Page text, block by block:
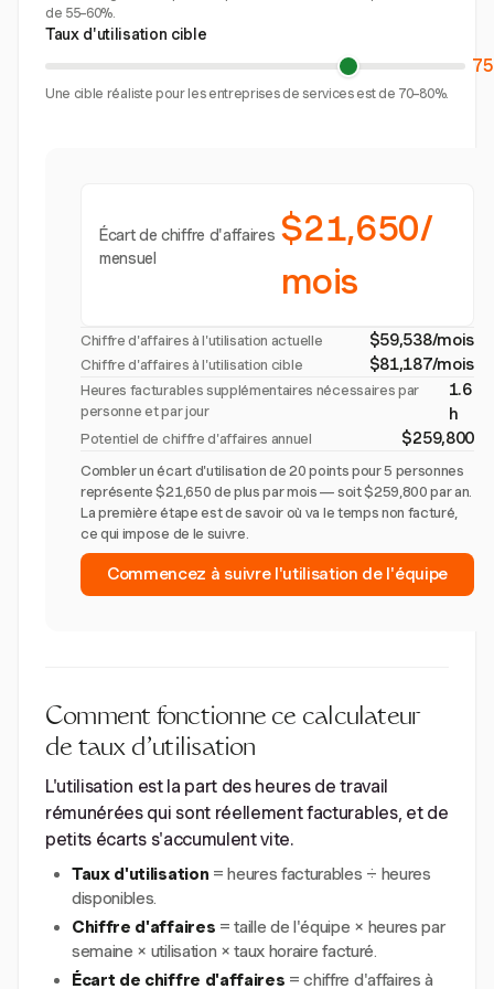
de 55–60%.
Taux d'utilisation cible
Une cible réaliste pour les entreprises de services est de 70–80%.
Écart de chiffre d'affaires
mensuel
$21,650/
mois
Chiffre d'affaires à l'utilisation actuelle $59,538/mois
Chiffre d'affaires à l'utilisation cible $81,187/mois
Heures facturables supplémentaires nécessaires par
personne et par jour
1.6
h
Potentiel de chiffre d'affaires annuel $259,800
Combler un écart d'utilisation de 20 points pour 5 personnes
représente $21,650 de plus par mois — soit $259,800 par an.
La première étape est de savoir où va le temps non facturé,
ce qui impose de le suivre.
Commencez à suivre l'utilisation de l'équipe
Comment fonctionne ce calculateur
de taux d'utilisation
L'utilisation est la part des heures de travail
rémunérées qui sont réellement facturables, et de
petits écarts s'accumulent vite.
Taux d'utilisation = heures facturables ÷ heures
disponibles.
Chiffre d'affaires = taille de l'équipe × heures par
semaine × utilisation × taux horaire facturé.
Écart de chiffre d'affaires = chiffre d'affaires à